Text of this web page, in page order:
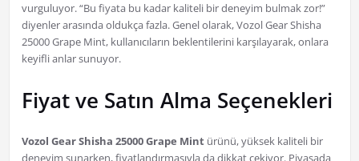
vurguluyor. “Bu fiyata bu kadar kaliteli bir deneyim bulmak zor!”
diyenler arasında oldukça fazla. Genel olarak, Vozol Gear Shisha
25000 Grape Mint, kullanıcıların beklentilerini karşılayarak, onlara
keyifli anlar sunuyor.
Fiyat ve Satın Alma Seçenekleri
Vozol Gear Shisha 25000 Grape Mintürünü, yüksek kaliteli bir
deneyim sunarken, fiyatlandırmasıyla da dikkat çekiyor. Piyasada